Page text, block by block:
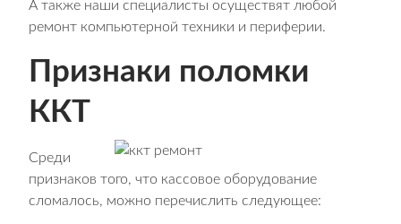
А также наши специалисты осуществят любой
ремонт компьютерной техники и периферии.
Признаки поломки
ККТ
Среди
признаков того, что кассовое оборудование
сломалось, можно перечислить следующее: